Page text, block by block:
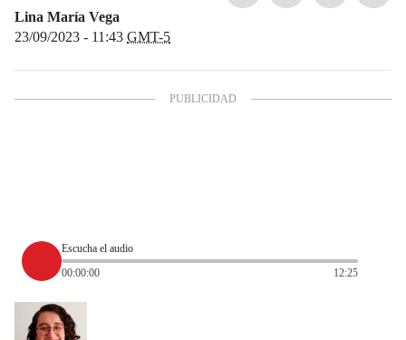
Lina María Vega
23/09/2023 - 11:43 GMT-5
Escucha el audio
00:00:00
12:25